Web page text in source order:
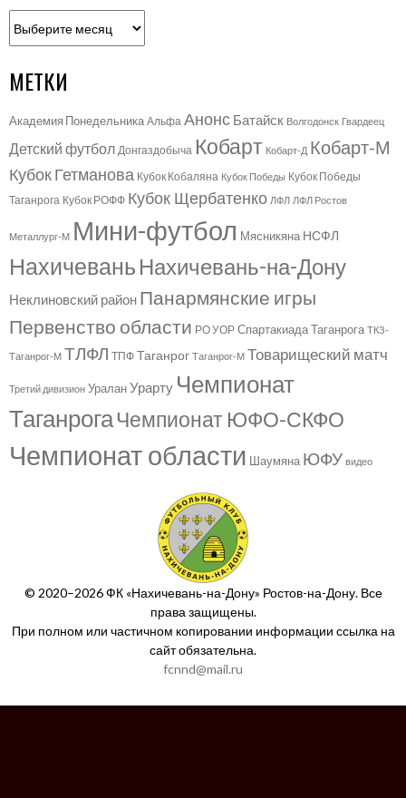
МЕТКИ
Академия Понедельника Альфа Анонс Батайск Волгодонск Гвардеец
Детский футбол Донгаздобыча Кобарт Кобарт-Д Кобарт-М
Кубок Гетманова Кубок Кобаляна Кубок Победы Кубок Победы
Таганрога Кубок РОФФ Кубок Щербатенко ЛФЛ ЛФЛ Ростов
Металлург-М Мини-футбол Мясникяна НСФЛ
Нахичевань Нахичевань-на-Дону
Неклиновский район Панармянские игры
Первенство области РО УОР Спартакиада Таганрога ТКЗ-
Таганрог-М ТЛФЛ ТПФ Таганрог Таганрог-М Товарищеский матч
Третий дивизион УраланУрарту Чемпионат
ТаганрогаЧемпионат ЮФО-СКФО
Чемпионат области Шаумяна ЮФУ видео
© 2020–2026 ФК «Нахичевань-на-Дону» Ростов-на-Дону. Все
права защищены.
При полном или частичном копировании информации ссылка на
сайт обязательна.
fcnnd@mail.ru